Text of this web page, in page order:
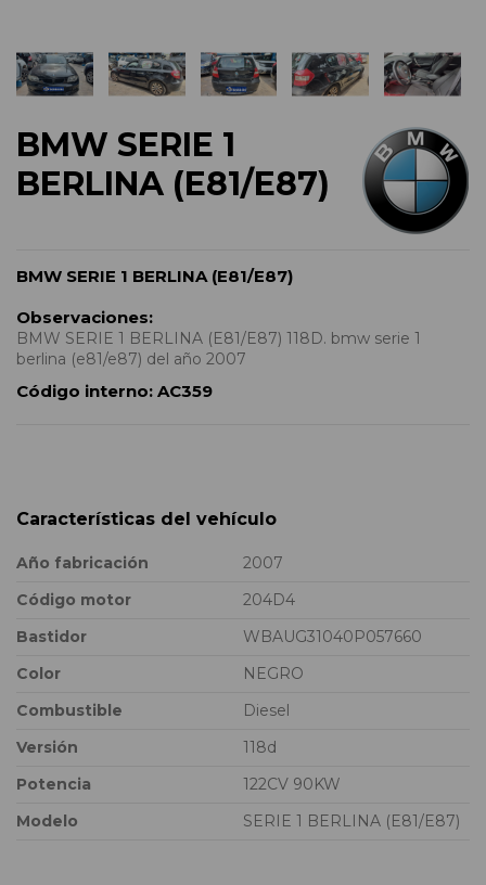
BMW SERIE 1
BERLINA (E81/E87)
BMW SERIE 1 BERLINA (E81/E87)
Observaciones:
BMW SERIE 1 BERLINA (E81/E87) 118D. bmw serie 1
berlina (e81/e87) del año 2007
Código interno: AC359
Características del vehículo
Año fabricación
2007
Código motor
204D4
Bastidor
WBAUG31040P057660
Color
NEGRO
Combustible
Diesel
Versión
118d
Potencia
122CV 90KW
Modelo
SERIE 1 BERLINA (E81/E87)